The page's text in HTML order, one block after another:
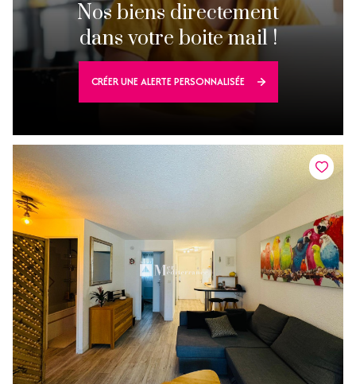
Nos biens directement
dans votre boite mail !
CRÉER UNE ALERTE PERSONNALISÉE